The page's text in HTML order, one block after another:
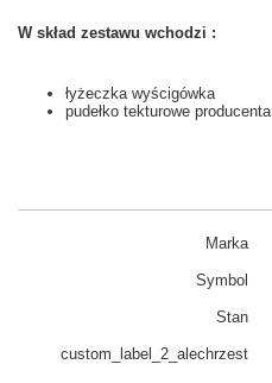
W skład zestawu wchodzi :
łyżeczka wyścigówka
pudełko tekturowe producenta
Marka
Symbol
Stan
custom_​label_​2_alechrzest